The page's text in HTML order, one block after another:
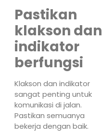
Pastikan
klakson dan
indikator
berfungsi
Klakson dan indikator
sangat penting untuk
komunikasi di jalan.
Pastikan semuanya
bekerja dengan baik.